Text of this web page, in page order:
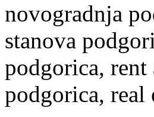
novogradnja
stanova
podgorica,
podgorica, real